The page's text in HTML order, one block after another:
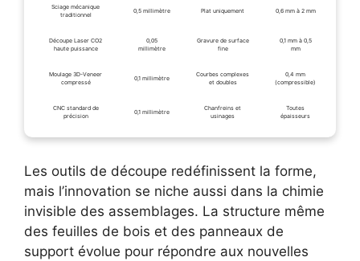
Sciage mécanique
traditionnel
0,5 millimètre Plat uniquement 0,6 mm à 2 mm
Découpe Laser CO2
haute puissance
0,05
millimètre
Gravure de surface
fine
0,1 mm à 0,5
mm
Moulage 3D-Veneer
compressé
0,1 millimètre
Courbes complexes
et doubles
0,4 mm
(compressible)
CNC standard de
précision
0,1 millimètre
Chanfreins et
usinages
Toutes
épaisseurs
Les outils de découpe redéfinissent la forme,
mais l’innovation se niche aussi dans la chimie
invisible des assemblages. La structure même
des feuilles de bois et des panneaux de
support évolue pour répondre aux nouvelles